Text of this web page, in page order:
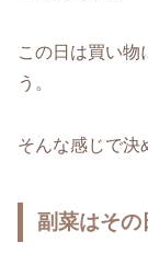
この日は買い物
う。
そんな感じで決
副菜はその